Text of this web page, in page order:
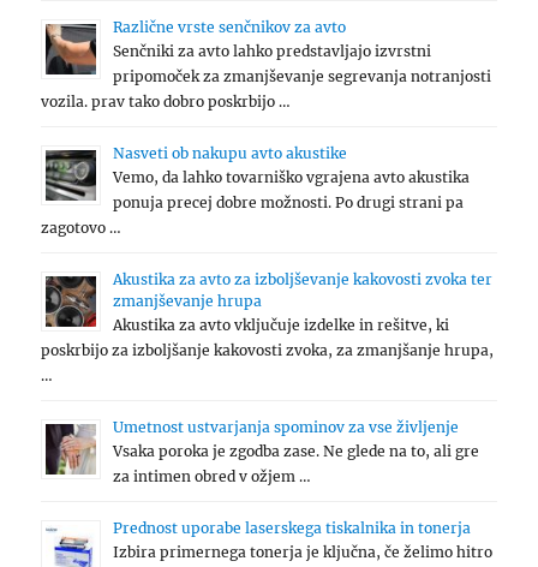
Različne vrste senčnikov za avto
Senčniki za avto lahko predstavljajo izvrstni
pripomoček za zmanjševanje segrevanja notranjosti
vozila. prav tako dobro poskrbijo …
Nasveti ob nakupu avto akustike
Vemo, da lahko tovarniško vgrajena avto akustika
ponuja precej dobre možnosti. Po drugi strani pa
zagotovo …
Akustika za avto za izboljševanje kakovosti zvoka ter
zmanjševanje hrupa
Akustika za avto vključuje izdelke in rešitve, ki
poskrbijo za izboljšanje kakovosti zvoka, za zmanjšanje hrupa,
…
Umetnost ustvarjanja spominov za vse življenje
Vsaka poroka je zgodba zase. Ne glede na to, ali gre
za intimen obred v ožjem …
Prednost uporabe laserskega tiskalnika in tonerja
Izbira primernega tonerja je ključna, če želimo hitro